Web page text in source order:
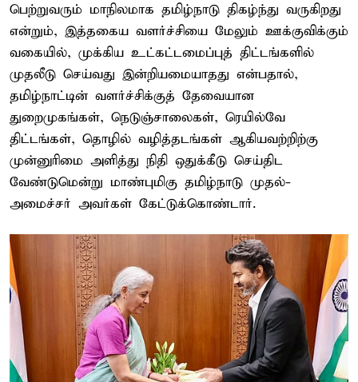
பெற்றுவரும் மாநிலமாக தமிழ்நாடு திகழ்ந்து வருகிறது
என்றும், இத்தகைய வளர்ச்சியை மேலும் ஊக்குவிக்கும்
வகையில், முக்கிய உட்கட்டமைப்புத் திட்டங்களில்
முதலீடு செய்வது இன்றியமையாதது என்பதால்,
தமிழ்நாட்டின் வளர்ச்சிக்குத் தேவையான
துறைமுகங்கள், நெடுஞ்சாலைகள், ரெயில்வே
திட்டங்கள், தொழில் வழித்தடங்கள் ஆகியவற்றிற்கு
முன்னுரிமை அளித்து நிதி ஒதுக்கீடு செய்திட
வேண்டுமென்று மாண்புமிகு தமிழ்நாடு முதல்-
அமைச்சர் அவர்கள் கேட்டுக்கொண்டார்.